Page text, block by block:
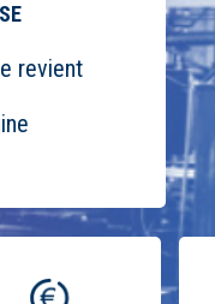
revient